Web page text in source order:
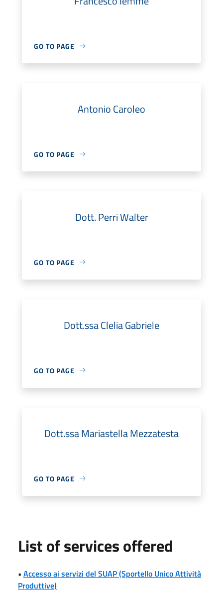
GO TO PAGE
Antonio Caroleo
GO TO PAGE
Dott. Perri Walter
GO TO PAGE
Dott.ssa Clelia Gabriele
GO TO PAGE
Dott.ssa Mariastella Mezzatesta
GO TO PAGE
List of services offered
• Accesso ai servizi del SUAP (Sportello Unico Attività
Produttive)